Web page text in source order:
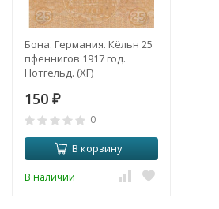
Бона. Германия. Кёльн 25
пфеннигов 1917 год.
Нотгельд. (XF)
150 ₽
0
В корзину
В наличии